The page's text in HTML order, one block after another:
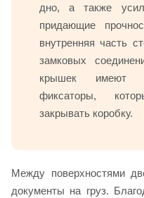
дно, а также
придающие
внутренняя часть
замковых
крышек имеют
фиксаторы,
закрывать коробку.
Между поверхностями
документы на груз.